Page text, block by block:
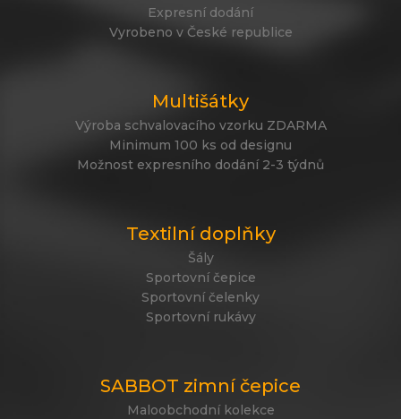
Expresní dodání
Vyrobeno v České republice
Multišátky
Výroba schvalovacího vzorku ZDARMA
Minimum 100 ks od designu
Možnost expresního dodání 2-3 týdnů
Textilní doplňky
Šály
Sportovní čepice
Sportovní čelenky
Sportovní rukávy
SABBOT zimní čepice
Maloobchodní kolekce